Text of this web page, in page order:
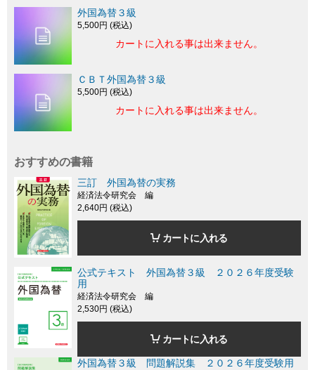
外国為替３級
5,500円 (税込)
カートに入れる事は出来ません。
ＣＢＴ外国為替３級
5,500円 (税込)
カートに入れる事は出来ません。
おすすめの書籍
三訂 外国為替の実務
経済法令研究会 編
2,640円 (税込)
カートに入れる
公式テキスト 外国為替３級 ２０２６年度受験
用
経済法令研究会 編
2,530円 (税込)
カートに入れる
外国為替３級 問題解説集 ２０２６年度受験用